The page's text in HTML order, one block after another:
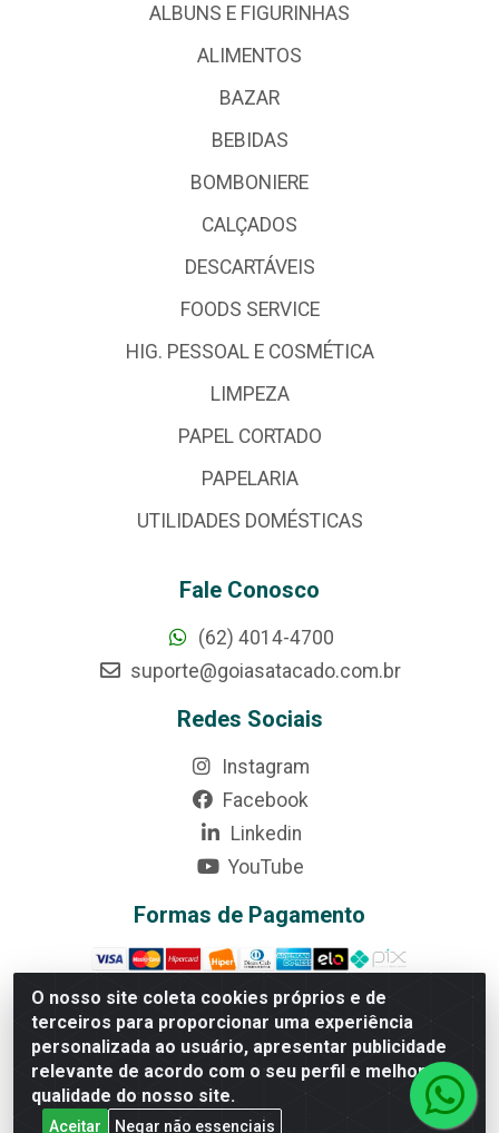
O nosso site coleta cookies próprios e de
terceiros para proporcionar uma experiência
personalizada ao usuário, apresentar publicidade
relevante de acordo com o seu perfil e melhorar a
qualidade do nosso site.
Aceitar Negar não essenciais
ALBUNS E FIGURINHAS
ALIMENTOS
BAZAR
BEBIDAS
BOMBONIERE
CALÇADOS
DESCARTÁVEIS
FOODS SERVICE
HIG. PESSOAL E COSMÉTICA
LIMPEZA
PAPEL CORTADO
PAPELARIA
UTILIDADES DOMÉSTICAS
Fale Conosco
(62) 4014-4700
suporte@goiasatacado.com.br
Redes Sociais
Instagram
Facebook
Linkedin
YouTube
Formas de Pagamento
Rede Brasil - Avenida Universitária, nº 3860, Jardim das
Américas II Etapa - Anápolis/GO - CEP 75070-415 -
CNPJ 07.728.073/0002-24